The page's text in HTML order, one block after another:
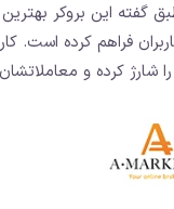
گفته این بروکر
کرده است. کاربران می توانندبا
شارژ کرده و معاملاتشان